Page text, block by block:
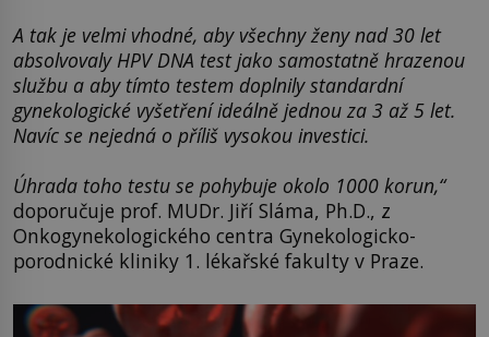
A tak je velmi vhodné, aby všechny ženy nad 30 let
absolvovaly HPV DNA test jako samostatně hrazenou
službu a aby tímto testem doplnily standardní
gynekologické vyšetření ideálně jednou za 3 až 5 let.
Navíc se nejedná o příliš vysokou investici.
Úhrada toho testu se pohybuje okolo 1000 korun,“
doporučuje prof. MUDr. Jiří Sláma, Ph.D., z
Onkogynekologického centra Gynekologicko-
porodnické kliniky 1. lékařské fakulty v Praze.